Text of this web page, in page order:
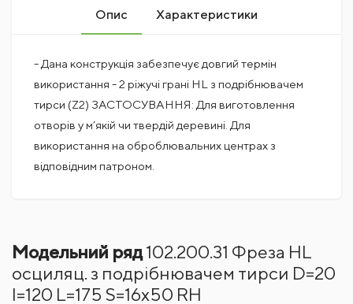
Опис Характеристики
- Дана конструкція забезпечує довгий термін
використання - 2 ріжучі грані HL з подрібнювачем
тирси (Z2) ЗАСТОСУВАННЯ: Для виготовлення
отворів у м’якій чи твердій деревині. Для
використання на оброблювальних центрах з
відповідним патроном.
ДОВЖИНА РОБОЧА
ТИП
Написати відгук
Модельний ряд102.200.31 Фреза HL
осциляц. з подрібнювачем тирси D=20
I=120 L=175 S=16x50 RH